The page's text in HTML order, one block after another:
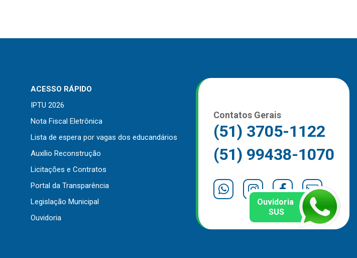
ACESSO RÁPIDO
IPTU 2026
Nota Fiscal Eletrônica
Lista de espera por vagas dos educandários
Auxílio Reconstrução
Licitações e Contratos
Portal da Transparência
Legislação Municipal
Ouvidoria
Contatos Gerais
(51) 3705-1122
(51) 99438-1070